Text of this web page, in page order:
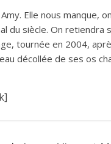
Elle nous manque,
du siècle. On
tournée en 2004,
décollée de ses os